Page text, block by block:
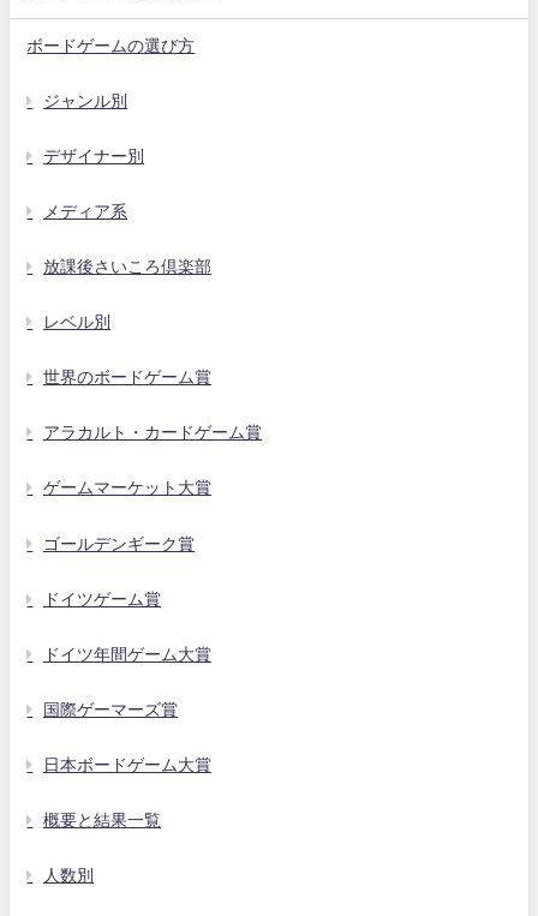
ボードゲームの選び方
ジャンル別
デザイナー別
メディア系
放課後さいころ倶楽部
レベル別
世界のボードゲーム賞
アラカルト・カードゲーム賞
ゲームマーケット大賞
ゴールデンギーク賞
ドイツゲーム賞
ドイツ年間ゲーム大賞
国際ゲーマーズ賞
日本ボードゲーム大賞
概要と結果一覧
人数別